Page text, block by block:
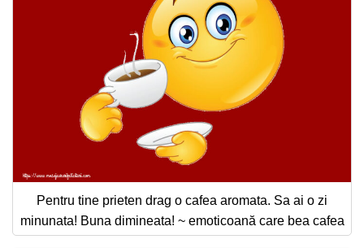
Pentru tine prieten drag o cafea aromata. Sa ai o zi
minunata! Buna dimineata! ~ emoticoană care bea cafea